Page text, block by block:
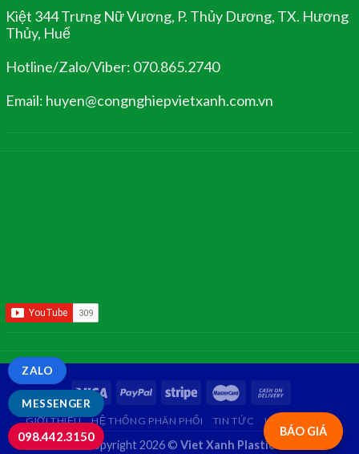
Kiệt 344 Trưng Nữ Vương, P. Thủy Dương, TX. Hương
Thủy, Huế
Hotline/Zalo/Viber: 070.865.2740
Email: huyen@congnghiepvietxanh.com.vn
BÁO GIÁ
GIỚI THIỆU HỆ THỐNG PHÂN PHỐI TIN TỨC LIÊN HỆ
Copyright 2026 © Viet Xanh Plastic
MESSENGER
ZALO
098.442.3150